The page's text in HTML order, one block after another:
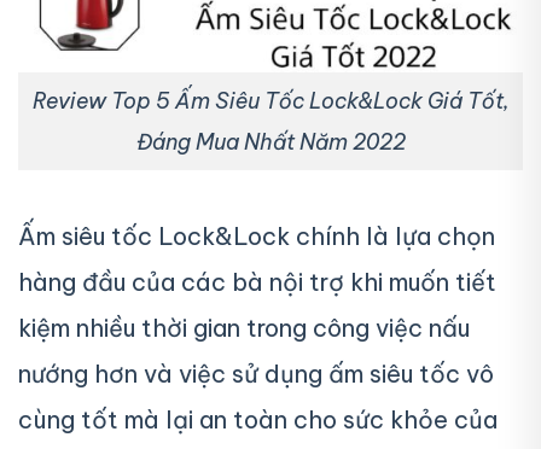
Review Top 5 Ấm Siêu Tốc Lock&Lock Giá Tốt,
Đáng Mua Nhất Năm 2022
Ấm siêu tốc Lock&Lock chính là lựa chọn
hàng đầu của các bà nội trợ khi muốn tiết
kiệm nhiều thời gian trong công việc nấu
nướng hơn và việc sử dụng ấm siêu tốc vô
cùng tốt mà lại an toàn cho sức khỏe của